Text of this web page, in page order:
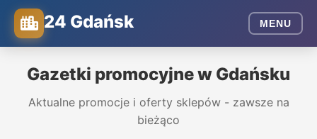
24 Gdańsk MENU
Gazetki promocyjne w Gdańsku
Aktualne promocje i oferty sklepów - zawsze na
bieżąco